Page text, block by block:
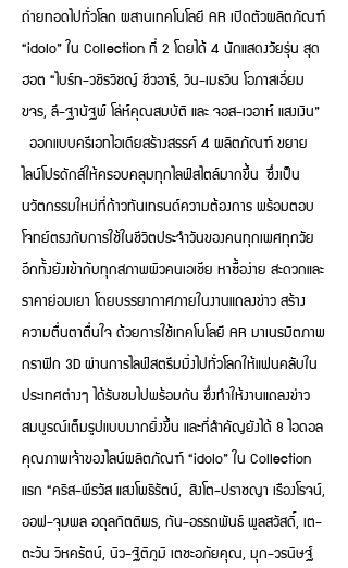
ถ่ายทอดไปทั่วโลก ผสานเทคโนโลยี AR เปิดตัวผลิตภัณฑ์
“idolo” ใน Collection ที่ 2 โดยได้ 4 นักแสดงวัยรุ่น สุด
ฮอต “ไบร์ท-วชิรวิชญ์ ชีวอารี, วิน-เมธวิน โอภาสเอี่ยม
ขจร, ลี-ฐานัฐพ์ โล่ห์คุณสมบัติ และ จอส-เวอาห์ แสงเงิน”
ออกแบบครีเอทไอเดียสร้างสรรค์ 4 ผลิตภัณฑ์ ขยาย
ไลน์โปรดักส์ให้ครอบคลุมทุกไลฟ์สไตล์มากขึ้น ซึ่งเป็น
นวัตกรรมใหม่ที่ก้าวทันเทรนด์ความต้องการ พร้อมตอบ
โจทย์ตรงกับการใช้ในชีวิตประจำวันของคนทุกเพศทุกวัย
อีกทั้งยังเข้ากับทุกสภาพผิวคนเอเชีย หาซื้อง่าย สะดวกและ
ราคาย่อมเยา โดยบรรยากาศภายในงานแถลงข่าว สร้าง
ความตื่นตาตื่นใจ ด้วยการใช้เทคโนโลยี AR มาเนรมิตภาพ
กราฟิก 3D ผ่านการไลฟ์สตรีมมิ่งไปทั่วโลกให้แฟนคลับใน
ประเทศต่างๆ ได้รับชมไปพร้อมกัน ซึ่งทำให้งานแถลงข่าว
สมบูรณ์เต็มรูปแบบมากยิ่งขึ้น และที่สำคัญยังได้ 8 ไอดอล
คุณภาพเจ้าของไลน์ผลิตภัณฑ์ “idolo” ใน Collection
แรก “คริส-พีรวัส แสงโพธิรัตน์, สิงโต-ปราชญา เรืองโรจน์,
ออฟ-จุมพล อดุลกิตติพร, กัน-อรรถพันธ์ พูลสวัสดิ์, เต-
ตะวัน วิหครัตน์, นิว-ฐิติภูมิ เตชะอภัยคุณ, มุก-วรนิษฐ์